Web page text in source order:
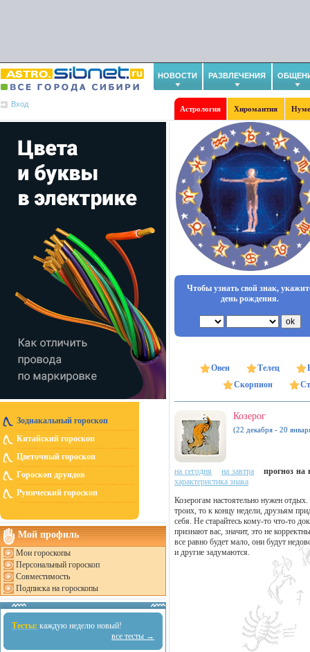
НОВОСТИ РАЗВЛЕЧЕНИЯ
Вход
Астрология Хиромантия
Зодиакальный гороскоп
Китайский гороскоп
Цветочный гороскоп
Гороскоп друидов
Рунический гороскоп
Мой профиль
Мои гороскопы
Персональный гороскоп
Совместимость
Подписка на гороскопы
Тесты: каждую неделю новый!
все тесты →
Чтобы узнать свой знак,
день рождения.
Овен Телец
Скорпион
Козерог
(22 декабря - 20
на сегодня на завтра
прогноз на
характеристика знака
Козерогам настоятельно нужен
троих, то к концу недели, друзьям
себя. Не старайтесь кому-то что-то
признают вас, значит, это не
все равно будет мало, они будут
и другие задумаются.